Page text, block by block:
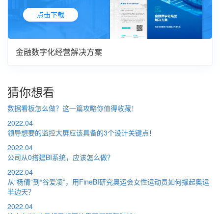
金融数字化经营解决方案
猜你想看
数据看板怎么做？这一篇攻略你值得收藏！
2022.04
领导想要的监控大屏应该具备的3个设计关键点！
2022.04
公司从0搭建BI系统，应该怎么做？
2022.04
从“杨倩”到“谷爱凌”，用FineBI研究奥运会女性运动员如何撑起奥运
半边天？
2022.04